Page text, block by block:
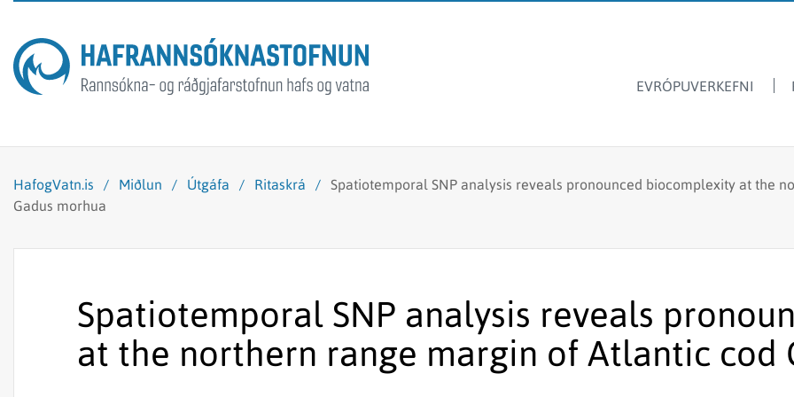
EVRÓPUVERKEFNI
Dýrasvif
Stangveiði
Framandi sjávarlífverur
Hvalarannsóknir
Ársskýrslur
tölur
Hafrannsóknastofnun
Laus störf
HafogVatn.is / Miðlun / Útgáfa / Ritaskrá /
Spatiotemporal SNP analysis reveals pronounced biocomplexity at the
Gadus morhua
Spatiotemporal SNP analysis reveals
at the northern range margin of Atlantic cod